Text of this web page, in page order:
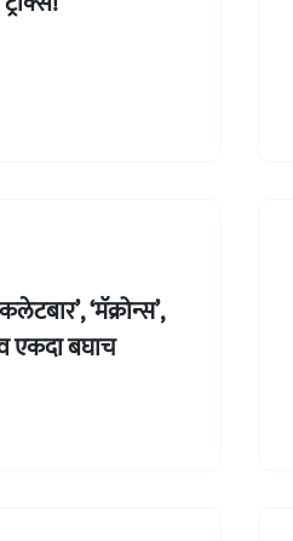
‘मॅक्रोन्स’,
एकदा बघाच